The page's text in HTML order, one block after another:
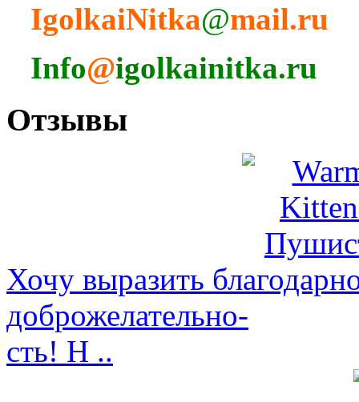
IgolkaiNitka@mail.ru
Info@igolkainitka.ru
Отзывы
Хочу выразить
доброжелательно-
сть! Н ..